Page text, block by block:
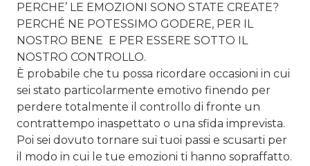
PERCHE’ LE EMOZIONI SONO STATE CREATE?
PERCHÉ NE POTESSIMO GODERE, PER IL
NOSTRO BENE E PER ESSERE SOTTO IL
NOSTRO CONTROLLO.
È probabile che tu possa ricordare occasioni in cui
sei stato particolarmente emotivo finendo per
perdere totalmente il controllo di fronte un
contrattempo inaspettato o una sfida imprevista.
Poi sei dovuto tornare sui tuoi passi e scusarti per
il modo in cui le tue emozioni ti hanno sopraffatto.